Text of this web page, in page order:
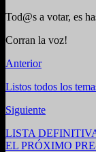
Tod@s a votar, es
Corran la voz!
Anterior
Listos todos los
Siguiente
LISTA
EL PRÓXIMO